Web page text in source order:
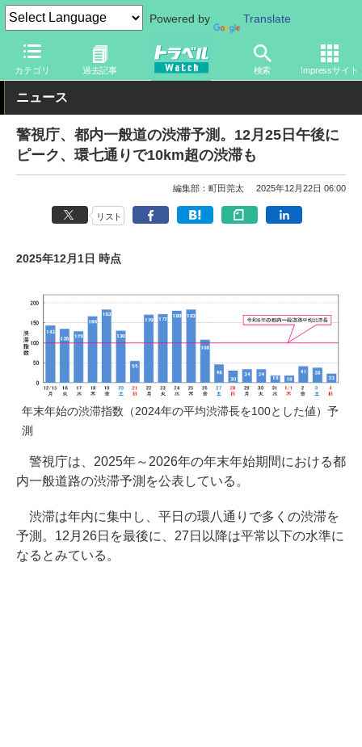
Powered by Translate
カテゴリ 過去記事 検索 Impressサイト
トラベル Watch 企業・政府・官庁 道路 一般道路
ニュース
警視庁、都内一般道の渋滞予測。12月25日午後に
ピーク、環七通りで10km超の渋滞も
編集部：町田莞太 2025年12月22日 06:00
リスト
2025年12月1日 時点
年末年始の渋滞指数（2024年の平均渋滞長を100とした値）予
測
警視庁は、2025年～2026年の年末年始期間における都
内一般道路の渋滞予測を公表している。
渋滞は年内に集中し、平日の環八通りで多くの渋滞を
予測。12月26日を最後に、27日以降は平常以下の水準に
なるとみている。